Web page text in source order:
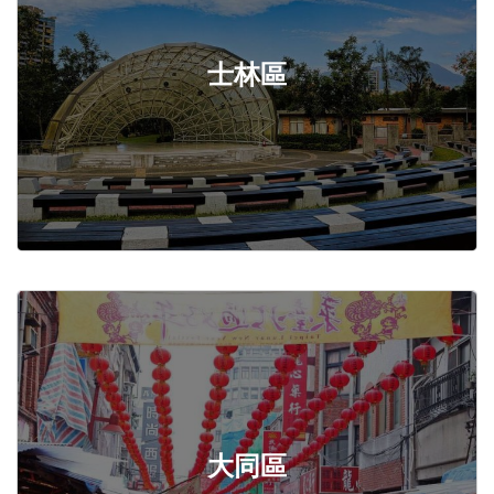
士林區
大同區